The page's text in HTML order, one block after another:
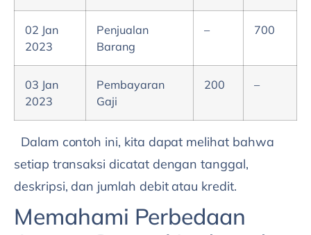
02 Jan
2023
Penjualan
Barang
– 700
03 Jan
2023
Pembayaran
Gaji
200 –
Dalam contoh ini, kita dapat melihat bahwa
setiap transaksi dicatat dengan tanggal,
deskripsi, dan jumlah debit atau kredit.
Memahami Perbedaan